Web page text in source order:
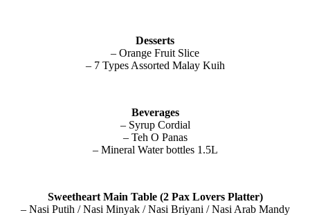
Desserts
– Orange Fruit Slice
– 7 Types Assorted Malay Kuih
Beverages
– Syrup Cordial
– Teh O Panas
– Mineral Water bottles 1.5L
Sweetheart Main Table (2 Pax Lovers Platter)
– Nasi Putih / Nasi Minyak / Nasi Briyani / Nasi Arab Mandy